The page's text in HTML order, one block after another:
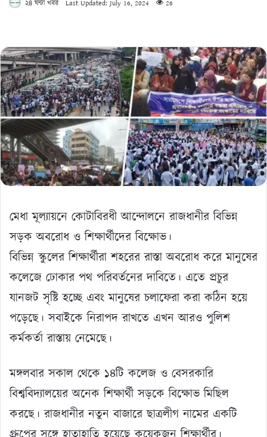
২৪ ঘন্টা খবর Last Updated: July 16, 2024 26
মেধা মূল্যায়নে কোটাবিরধী আন্দোলনে রাজধানীর বিভিন্ন
সড়ক অবরোধ ও শিক্ষার্থীদের বিক্ষোভ।
বিভিন্ন স্কুলের শিক্ষার্থীরা শহরের রাস্তা অবরোধ করে মানুষের
কলেজে ঢোকার পথ পরিবর্তনের দাবিতে। এতে প্রচুর
যানজট সৃষ্টি হচ্ছে এবং মানুষের চলাফেরা করা কঠিন হয়ে
পড়েছে। সবাইকে নিরাপদ রাখতে এখন আরও পুলিশ
কর্মকর্তা রাস্তায় নেমেছে।
মঙ্গলবার সকাল থেকে ১৪টি কলেজ ও বেসরকারি
বিশ্ববিদ্যালয়ের অনেক শিক্ষার্থী সড়কে বিক্ষোভ মিছিল
করছে। রাজধানীর নতুন বাজারে ছাত্রলীগ নামের একটি